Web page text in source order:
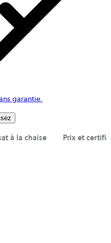
garantie.
à la chaise Prix et